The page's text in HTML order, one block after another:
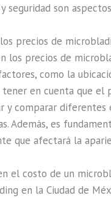
seguridad son
precios de
los precios de
como la
en cuenta que el
y comparar
Además, es
que afectará la
el costo de un
en la Ciudad de